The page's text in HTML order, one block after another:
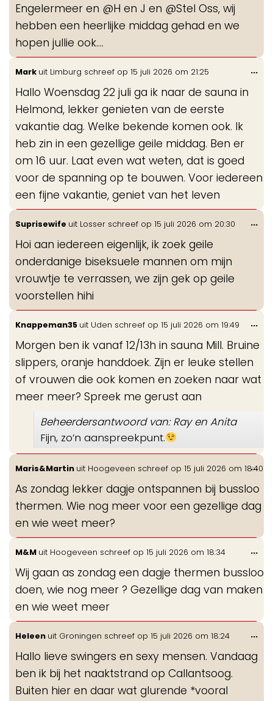
Engelermeer en @H en J en @Stel Oss, wij
hebben een heerlijke middag gehad en we
hopen jullie ook....
Mark uit Limburg schreef op 15 juli 2026 om 21:25
Hallo Woensdag 22 juli ga ik naar de sauna in
Helmond, lekker genieten van de eerste
vakantie dag. Welke bekende komen ook. Ik
heb zin in een gezellige geile middag. Ben er
om 16 uur. Laat even wat weten, dat is goed
voor de spanning op te bouwen. Voor iedereen
een fijne vakantie, geniet van het leven
...
Suprisewife uit Losser schreef op 15 juli 2026 om 20:30
Hoi aan iedereen eigenlijk, ik zoek geile
onderdanige biseksuele mannen om mijn
vrouwtje te verrassen, we zijn gek op geile
voorstellen hihi
...
Knappeman35 uit Uden schreef op 15 juli 2026 om 19:49
Morgen ben ik vanaf 12/13h in sauna Mill. Bruine
slippers, oranje handdoek. Zijn er leuke stellen
of vrouwen die ook komen en zoeken naar wat
meer meer? Spreek me gerust aan
Beheerdersantwoord van: Ray en Anita
Fijn, zo’n aanspreekpunt.
...
Maris&Martin uit Hoogeveen schreef op 15 juli 2026 om 18:40
As zondag lekker dagje ontspannen bij bussloo
thermen. Wie nog meer voor een gezellige dag
en wie weet meer?
...
M&M uit Hoogeveen schreef op 15 juli 2026 om 18:34
Wij gaan as zondag een dagje thermen bussloo
doen, wie nog meer ? Gezellige dag van maken
en wie weet meer
...
Heleen uit Groningen schreef op 15 juli 2026 om 18:24
Hallo lieve swingers en sexy mensen. Vandaag
ben ik bij het naaktstrand op Callantsoog.
Buiten hier en daar wat glurende *vooral
...